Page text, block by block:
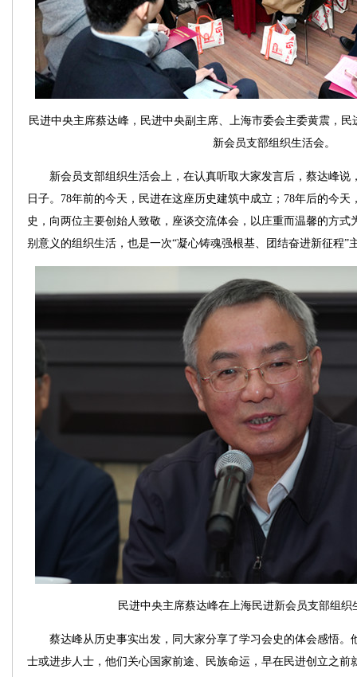
民进中央主席蔡达峰，民进中央副主席、上海市委会主委黄震，
新会员支部组织生活会。
新会员支部组织生活会上，在认真听取大家发言后，蔡达峰说
日子。78年前的今天，民进在这座历史建筑中成立；78年后的今
史，向两位主要创始人致敬，座谈交流体会，以庄重而温馨的方式
别意义的组织生活，也是一次“凝心铸魂强根基、团结奋进新征程”
民进中央主席蔡达峰在上海民进新会员支部组织
蔡达峰从历史事实出发，同大家分享了学习会史的体会感悟。
士或进步人士，他们关心国家前途、民族命运，早在民进创立之前